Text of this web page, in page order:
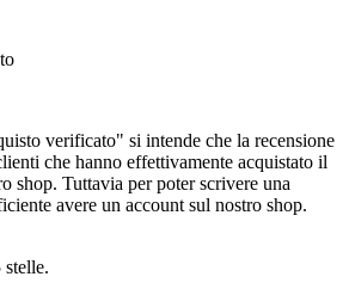
verificato" si intende che la recensione
che hanno effettivamente acquistato il
shop. Tuttavia per poter scrivere una
avere un account sul nostro shop.
stelle.